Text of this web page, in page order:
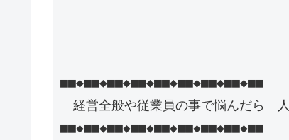
■■◆■■◆■■◆■■◆■■◆■■◆■■◆■■◆■■
経営全般や従業員の事で悩んだら　
■■◆■■◆■■◆■■◆■■◆■■◆■■◆■■◆■■